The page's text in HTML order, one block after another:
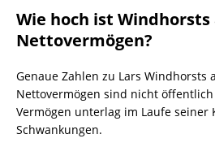
Wie hoch ist
Nettovermögen?
Genaue Zahlen zu Lars Windhorsts
Nettovermögen sind nicht
Vermögen unterlag im Laufe seiner
Schwankungen.